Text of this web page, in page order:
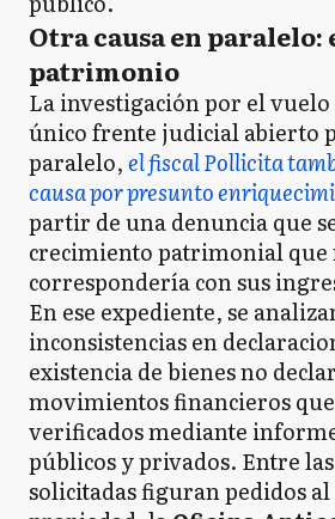
Otra causa en paralelo:
patrimonio
La investigación por el
único frente judicial abierto
paralelo,el fiscal Pollicita
causa por presunto
partir de una denuncia que
crecimiento patrimonial que
correspondería con sus
En ese expediente, se
inconsistencias en
existencia de bienes no
movimientos financieros
verificados mediante
públicos y privados. Entre
solicitadas figuran pedidos